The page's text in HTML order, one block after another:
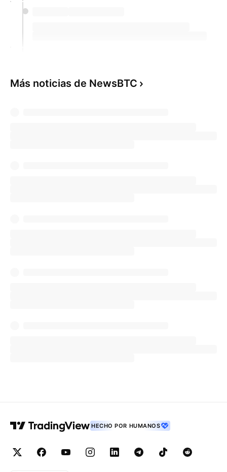
Más noticias de NewsBTC
HECHO POR HUMANOS